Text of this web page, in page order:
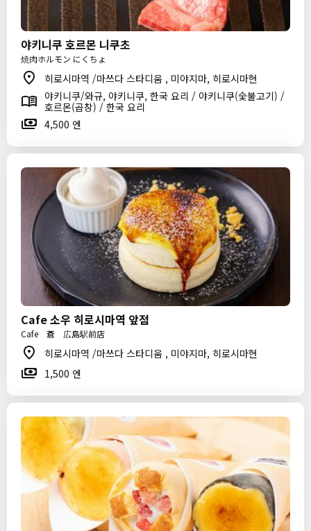
야키니쿠 호르몬 니쿠초
焼肉ホルモン にくちょ
히로시마역 /마쓰다 스타디움 , 미야지마, 히로시마현
야키니쿠/와규, 야키니쿠, 한국 요리 / 야키니쿠(숯불고기) /
호르몬(곱창) / 한국 요리
4,500 엔
Cafe 소우 히로시마역 앞점
Cafe 蒼 広島駅前店
히로시마역 /마쓰다 스타디움 , 미야지마, 히로시마현
1,500 엔